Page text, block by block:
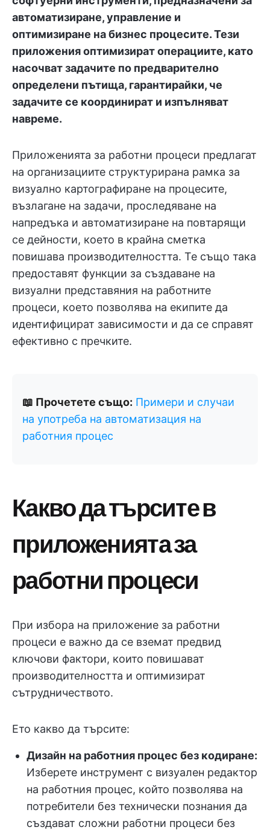
автоматизиране, управление и
оптимизиране на бизнес процесите. Тези
приложения оптимизират операциите, като
насочват задачите по предварително
определени пътища, гарантирайки, че
задачите се координират и изпълняват
навреме.
Приложенията за работни процеси предлагат
на организациите структурирана рамка за
визуално картографиране на процесите,
възлагане на задачи, проследяване на
напредъка и автоматизиране на повтарящи
се дейности, което в крайна сметка
повишава производителността. Те също така
предоставят функции за създаване на
визуални представяния на работните
процеси, което позволява на екипите да
идентифицират зависимости и да се справят
ефективно с пречките.
📖 Прочетете също: Примери и случаи
на употреба на автоматизация на
работния процес
Какво да търсите в
приложенията за
работни процеси
При избора на приложение за работни
процеси е важно да се вземат предвид
ключови фактори, които повишават
производителността и оптимизират
сътрудничеството.
Ето какво да търсите:
Дизайн на работния процес без кодиране:
Изберете инструмент с визуален редактор
на работния процес, който позволява на
потребители без технически познания да
създават сложни работни процеси без